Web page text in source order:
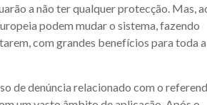
a não ter qualquer protecção. Mas,
podem mudar o sistema, fazendo
com grandes benefícios para toda a
de denúncia relacionado com o